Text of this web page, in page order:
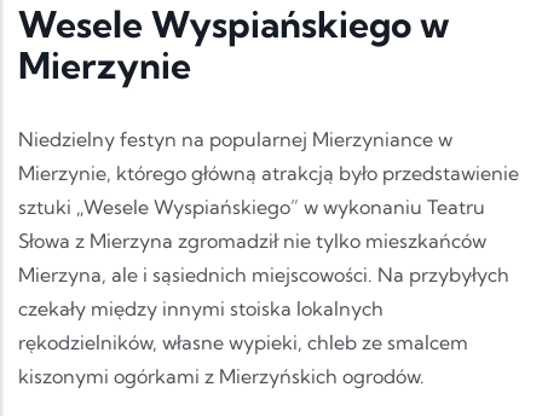
Wesele Wyspiańskiego w
Mierzynie
Niedzielny festyn na popularnej Mierzyniance w
Mierzynie, którego główną atrakcją było przedstawienie
sztuki „Wesele Wyspiańskiego” w wykonaniu Teatru
Słowa z Mierzyna zgromadził nie tylko mieszkańców
Mierzyna, ale i sąsiednich miejscowości. Na przybyłych
czekały między innymi stoiska lokalnych
rękodzielników, własne wypieki, chleb ze smalcem
kiszonymi ogórkami z Mierzyńskich ogrodów.